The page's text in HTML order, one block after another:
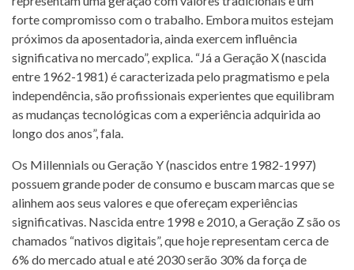
forte compromisso com o trabalho. Embora muitos estejam
próximos da aposentadoria, ainda exercem influência
significativa no mercado”, explica. “Já a Geração X (nascida
entre 1962-1981) é caracterizada pelo pragmatismo e pela
independência, são profissionais experientes que equilibram
as mudanças tecnológicas com a experiência adquirida ao
longo dos anos”, fala.
Os Millennials ou Geração Y (nascidos entre 1982-1997)
possuem grande poder de consumo e buscam marcas que se
alinhem aos seus valores e que ofereçam experiências
significativas. Nascida entre 1998 e 2010, a Geração Z são os
chamados “nativos digitais”, que hoje representam cerca de
6% do mercado atual e até 2030 serão 30% da força de